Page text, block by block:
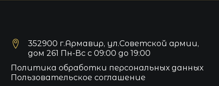
352900 г.Армавир, ул.Советской армии,
дом 261 Пн-Вс с 09:00 до 19:00
Политика обработки персональных данных
Пользовательское соглашение